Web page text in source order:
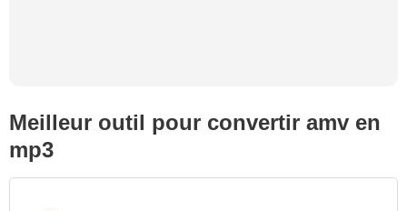
Meilleur outil pour convertir amv en
mp3